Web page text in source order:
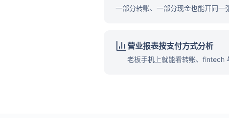
一部分转账、一部分现金也能开同一
营业报表按支付方式分析
老板手机上就能看转账、fintech